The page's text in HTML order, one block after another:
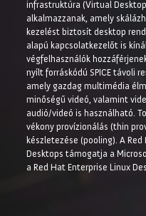
infrastruktúra (Virtual
alkalmazzanak, amely
kezelést biztosít desktop
alapú kapcsolatkezelőt is
végfelhasználók
nyílt forráskódú SPICE távoli
amely gazdag multimédia
minőségű videó, valamint
audió/videó is használható.
vékony provízionálás (thin
készletezése (pooling). A
Desktops támogatja a
a Red Hat Enterprise Linux